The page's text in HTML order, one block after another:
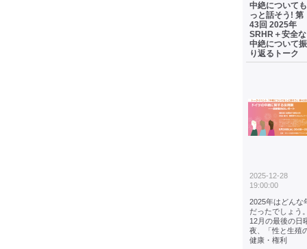
中絶についても
っと話そう! 第
43回 2025年
SRHR＋安全な
中絶について振
り返るトーク
2025-12-28
19:00:00
2025年はどんな
だったでしょう
12月の最後の日
夜、「性と生殖
健康・権利